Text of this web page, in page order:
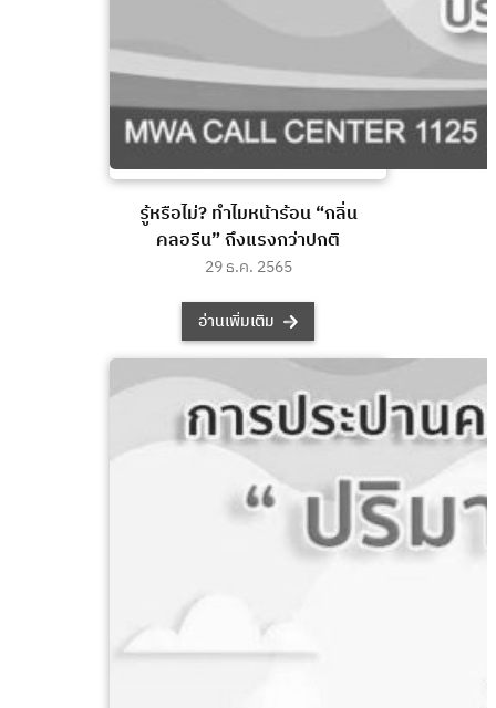
รู้หรือไม่? ทำไมหน้าร้อน “กลิ่น
คลอรีน” ถึงแรงกว่าปกติ
29 ธ.ค. 2565
อ่านเพิ่มเติม